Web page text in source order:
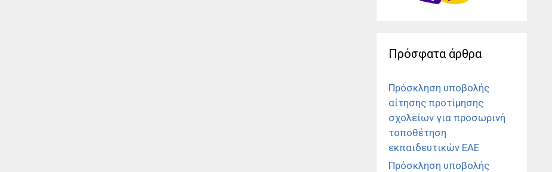
Πρόσφατα άρθρα
Πρόσκληση υποβολής
αίτησης προτίμησης
σχολείων για προσωρινή
τοποθέτηση
εκπαιδευτικών ΕΑΕ
Πρόσκληση υποβολής